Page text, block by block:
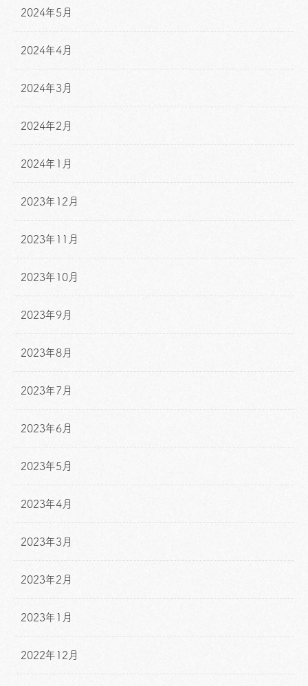
2024年5月
2024年4月
2024年3月
2024年2月
2024年1月
2023年12月
2023年11月
2023年10月
2023年9月
2023年8月
2023年7月
2023年6月
2023年5月
2023年4月
2023年3月
2023年2月
2023年1月
2022年12月